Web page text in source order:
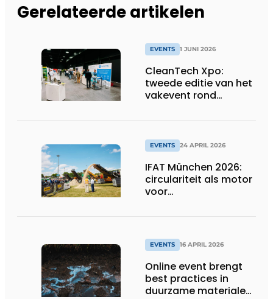
Gerelateerde artikelen
EVENTS 1 JUNI 2026
CleanTech Xpo:
tweede editie van het
vakevent rond
EVENTS 24 APRIL 2026
IFAT München 2026:
circulariteit als motor
voor
EVENTS 16 APRIL 2026
Online event brengt
best practices in
duurzame materialen